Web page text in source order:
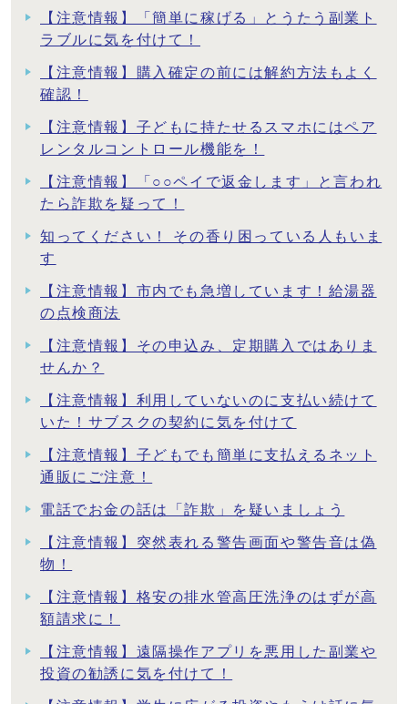
【注意情報】「簡単に稼げる」とうたう副業ト
ラブルに気を付けて！
【注意情報】購入確定の前には解約方法もよく
確認！
【注意情報】子どもに持たせるスマホにはペア
レンタルコントロール機能を！
【注意情報】「○○ペイで返金します」と言われ
たら詐欺を疑って！
知ってください！ その香り困っている人もいま
す
【注意情報】市内でも急増しています！給湯器
の点検商法
【注意情報】その申込み、定期購入ではありま
せんか？
【注意情報】利用していないのに支払い続けて
いた！サブスクの契約に気を付けて
【注意情報】子どもでも簡単に支払えるネット
通販にご注意！
電話でお金の話は「詐欺」を疑いましょう
【注意情報】突然表れる警告画面や警告音は偽
物！
【注意情報】格安の排水管高圧洗浄のはずが高
額請求に！
【注意情報】遠隔操作アプリを悪用した副業や
投資の勧誘に気を付けて！